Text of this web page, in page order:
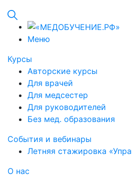
Меню
Курсы
Авторские курсы
Для врачей
Для медсестер
Для руководителей
Без мед. образования
События и вебинары
Летняя стажировка
О нас